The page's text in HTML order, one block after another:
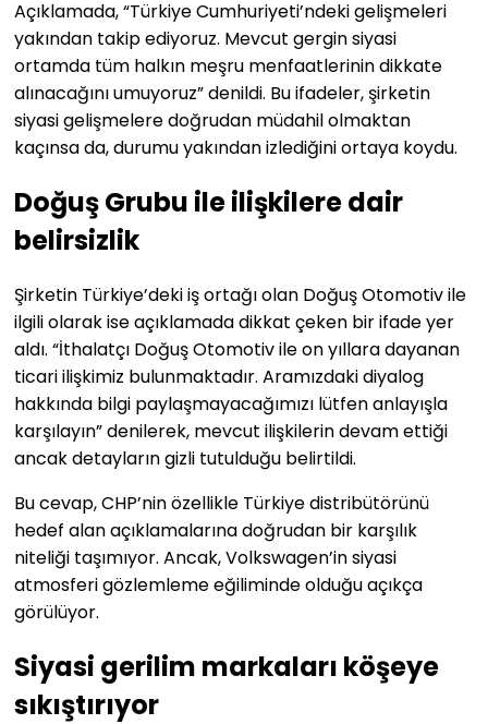
Açıklamada, “Türkiye Cumhuriyeti’ndeki gelişmeleri
yakından takip ediyoruz. Mevcut gergin siyasi
ortamda tüm halkın meşru menfaatlerinin dikkate
alınacağını umuyoruz” denildi. Bu ifadeler, şirketin
siyasi gelişmelere doğrudan müdahil olmaktan
kaçınsa da, durumu yakından izlediğini ortaya koydu.
Doğuş Grubu ile ilişkilere dair
belirsizlik
Şirketin Türkiye’deki iş ortağı olan Doğuş Otomotiv ile
ilgili olarak ise açıklamada dikkat çeken bir ifade yer
aldı. “İthalatçı Doğuş Otomotiv ile on yıllara dayanan
ticari ilişkimiz bulunmaktadır. Aramızdaki diyalog
hakkında bilgi paylaşmayacağımızı lütfen anlayışla
karşılayın” denilerek, mevcut ilişkilerin devam ettiği
ancak detayların gizli tutulduğu belirtildi.
Bu cevap, CHP’nin özellikle Türkiye distribütörünü
hedef alan açıklamalarına doğrudan bir karşılık
niteliği taşımıyor. Ancak, Volkswagen’in siyasi
atmosferi gözlemleme eğiliminde olduğu açıkça
görülüyor.
Siyasi gerilim markaları köşeye
sıkıştırıyor